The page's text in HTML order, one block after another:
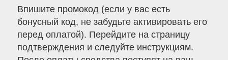
Впишите промокод (если у вас есть
бонусный код, не забудьте активировать его
перед оплатой). Перейдите на страницу
подтверждения и следуйте инструкциям.